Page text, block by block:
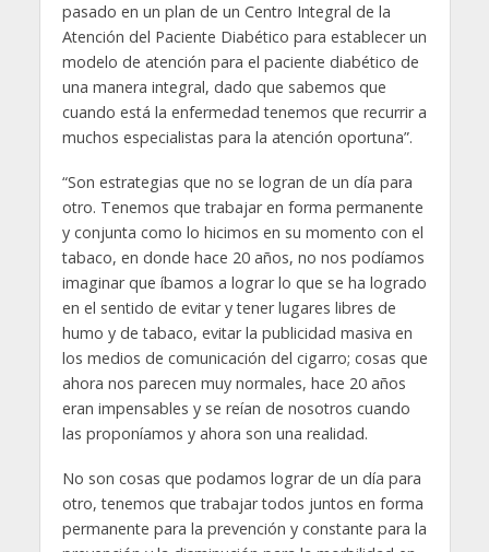
pasado en un plan de un Centro Integral de la
Atención del Paciente Diabético para establecer un
modelo de atención para el paciente diabético de
una manera integral, dado que sabemos que
cuando está la enfermedad tenemos que recurrir a
muchos especialistas para la atención oportuna”.
“Son estrategias que no se logran de un día para
otro. Tenemos que trabajar en forma permanente
y conjunta como lo hicimos en su momento con el
tabaco, en donde hace 20 años, no nos podíamos
imaginar que íbamos a lograr lo que se ha logrado
en el sentido de evitar y tener lugares libres de
humo y de tabaco, evitar la publicidad masiva en
los medios de comunicación del cigarro; cosas que
ahora nos parecen muy normales, hace 20 años
eran impensables y se reían de nosotros cuando
las proponíamos y ahora son una realidad.
No son cosas que podamos lograr de un día para
otro, tenemos que trabajar todos juntos en forma
permanente para la prevención y constante para la